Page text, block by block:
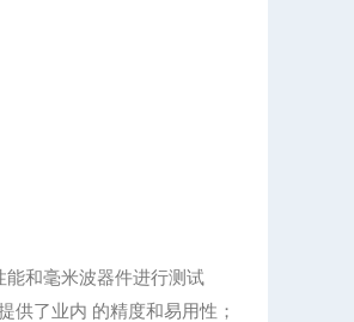
和毫米波器件进行测试
供了业内 的精度和易用性；